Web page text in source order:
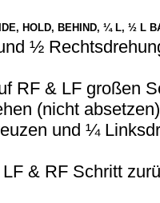
HOLD, BEHIND, ¼ L, ½ L
½
RF & LF großen
(nicht absetzen)
und ¼
& RF Schritt